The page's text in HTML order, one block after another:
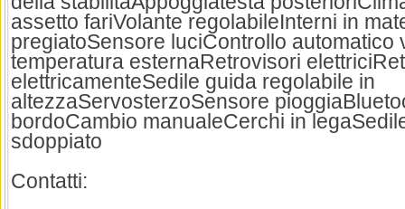
assetto fariVolante regolabileInterni in
pregiatoSensore luciControllo automatico
temperatura esternaRetrovisori
elettricamenteSedile guida regolabile in
altezzaServosterzoSensore
bordoCambio manualeCerchi in
sdoppiato
Contatti: